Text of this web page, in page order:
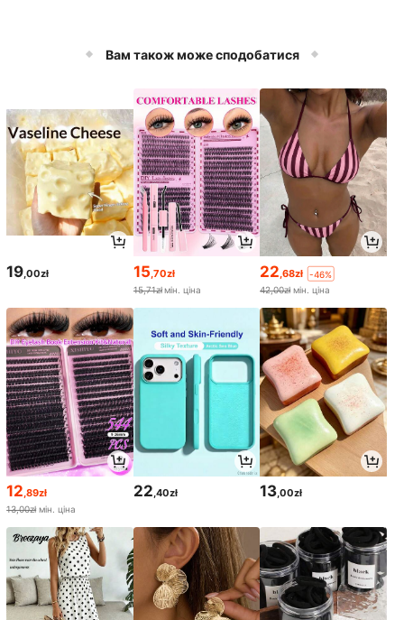
Вам також може сподобатися
19 ,00zł 15 ,70zł
15,71złмін. ціна
22 ,68zł
-46%
42,00zł мін. ціна
12,89zł
13,00zł мін. ціна
22,40zł 13,00zł